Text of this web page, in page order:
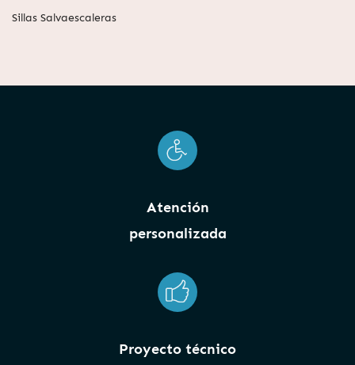
Sillas Salvaescaleras
Atención
personalizada
Proyecto técnico